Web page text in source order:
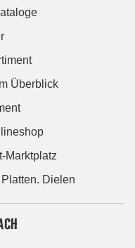
Überblick
Marktplatz
Dielen